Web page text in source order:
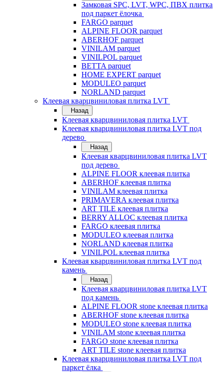
Замковая SPC, LVT, WPC, ПВХ плитка
под паркет ёлочка
FARGO parquet
ALPINE FLOOR parquet
ABERHOF parquet
VINILAM parquet
VINILPOL parquet
BETTA parquet
HOME EXPERT parquet
MODULEO parquet
NORLAND parquet
Клеевая кварцвиниловая плитка LVT
Назад
Клеевая кварцвиниловая плитка LVT
Клеевая кварцвиниловая плитка LVT под
дерево
Назад
Клеевая кварцвиниловая плитка LVT
под дерево
ALPINE FLOOR клеевая плитка
ABERHOF клеевая плитка
VINILAM клеевая плитка
PRIMAVERA клеевая плитка
ART TILE клеевая плитка
BERRY ALLOC клеевая плитка
FARGO клеевая плитка
MODULEO клеевая плитка
NORLAND клеевая плитка
VINILPOL клеевая плитка
Клеевая кварцвиниловая плитка LVT под
камень
Назад
Клеевая кварцвиниловая плитка LVT
под камень
ALPINE FLOOR stone клеевая плитка
ABERHOF stone клеевая плитка
MODULEO stone клеевая плитка
VINILAM stone клеевая плитка
FARGO stone клеевая плитка
ART TILE stone клеевая плитка
Клеевая кварцвиниловая плитка LVT под
паркет ёлка